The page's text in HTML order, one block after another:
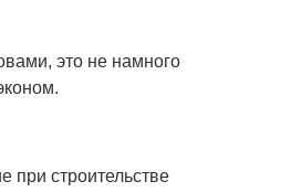
это не намного
при строительстве